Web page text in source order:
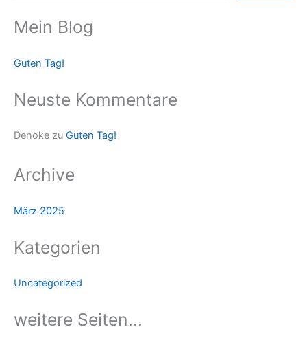
Mein Blog
Guten Tag!
Neuste Kommentare
Denoke zu Guten Tag!
Archive
März 2025
Kategorien
Uncategorized
weitere Seiten...